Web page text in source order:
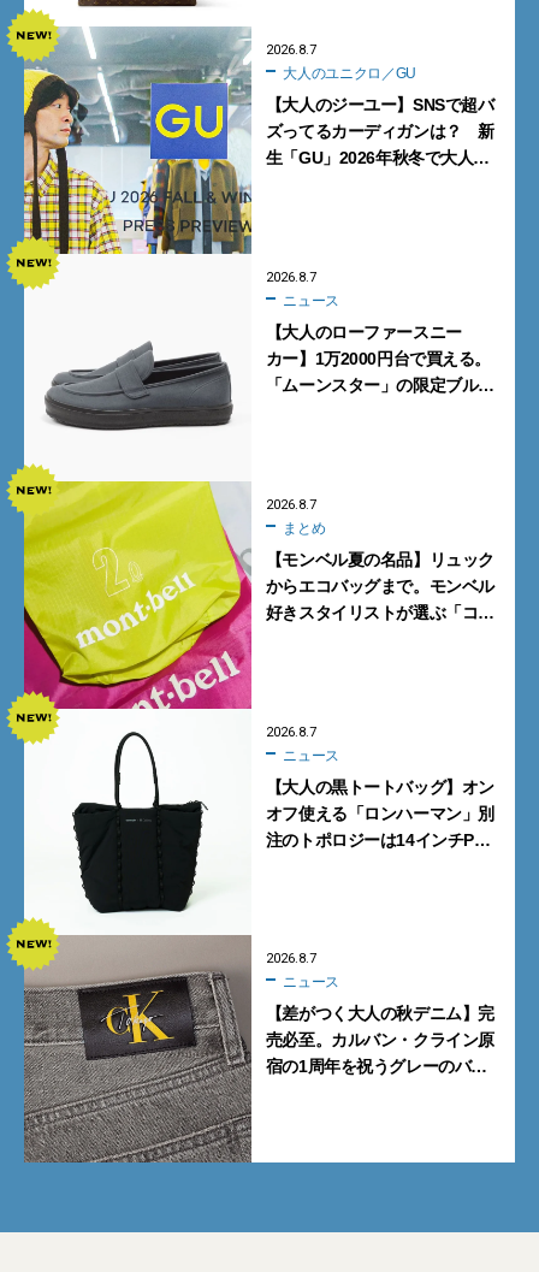
2026.8.7
大人のユニクロ／GU
【大人のジーユー】SNSで超バ
ズってるカーディガンは？ 新
生「GU」2026年秋冬で大人メ
2026.8.7
ニュース
【大人のローファースニー
カー】1万2000円台で買える。
「ムーンスター」の限定ブルー
2026.8.7
まとめ
【モンベル夏の名品】リュック
からエコバッグまで。モンベル
好きスタイリストが選ぶ「コス
2026.8.7
ニュース
【大人の黒トートバッグ】オン
オフ使える「ロンハーマン」別
注のトポロジーは14インチPC
2026.8.7
ニュース
【差がつく大人の秋デニム】完
売必至。カルバン・クライン原
宿の1周年を祝うグレーのバ